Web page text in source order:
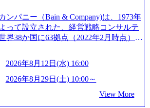
レバテック株式会社の雇用となりま
は客先に出向いての作業も発生しま
ント＞ Webアプリケーション、SaaS系
ける最上流のPoC(概念実証)支援から構
メント支援までを一気通貫で担当して
の最新技術とシステムを活用し、顧客
の実現に貢献します。 ＜PL/PM＞ 顧客
ングし、企画構想からアジャイル開発
公共サービス） カルビー：SAP HANAの
刷新 (https://www.accenture.com/jp-ja/ca
goods-services/calbee)（消費財・サービ
上の従業員を擁しており(会計系BIG4
業利益率も約15％と驚異的な数字とな
ら、今後も高い成長が見込まれる 多く
まな業界・業種でのプロジェクト実績
ウを基に独自の方法論やテンプレート
活用してお客様に最適なSAPコンサル
提供する https://storage.googleapis.com/our
8c532c52d3d8_1200x678.webp アビー
会社資料 (https://www.abeam.com/content/
company/ABeamConsultingCompanyProfil
AWARD OF EXCELLENCE 2024』にお
ンパニー（Bain & Company)は、1973年
って設立された、経営戦略コンサルテ
界38か国に63拠点（2022年2月時点）、
のは単なるレポートではなく、『結
原則のもと、ベインは1973年に創業さ
が不確かな未来の中、競争に勝てるよ
行動に落とし込んでいる。 徹底した
2026年8月12日(水) 16:00
2026年8月29日(土) 10:00～
View More